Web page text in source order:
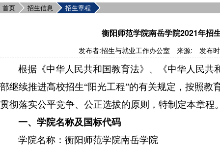
首页 招生信息 招生章程
衡阳师范学院南岳学院2021年招
发布者:招生与就业工作办公室 来源: 发布
根据《中华人民共和国教育法》、《中华人民共
部继续推进高校招生“阳光工程”的有关规定，按照教
贯彻落实公平竞争、公正选拔的原则，特制定本章程
一、学院名称及国标代码
学院名称：衡阳师范学院南岳学院